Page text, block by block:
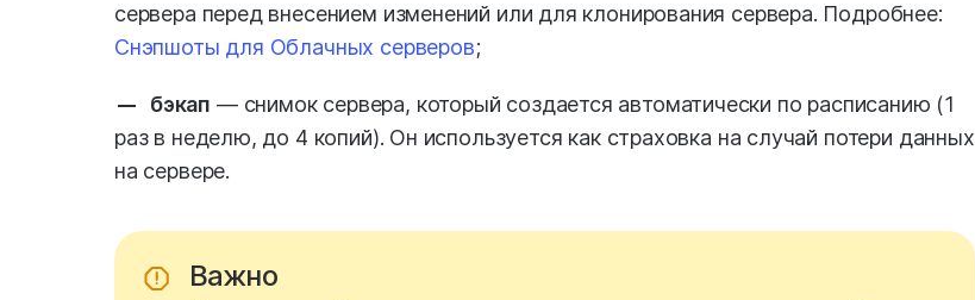
сервера перед внесением изменений или для клонирования сервера. Подробнее:
Снэпшоты для Облачных серверов;
бэкап — снимок сервера, который создается автоматически по расписанию (1
раз в неделю, до 4 копий). Он используется как страховка на случай потери данных
на сервере.
Важно